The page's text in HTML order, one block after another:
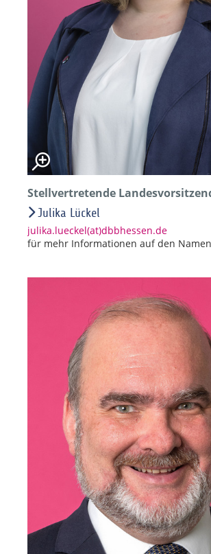
Stellvertretende
Julika Lückel
julika.lueckel(at)dbbhessen.de
für mehr Informationen auf den